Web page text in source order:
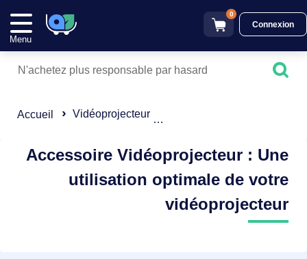
Menu
0
Connexion
Accueil Vidéoprojecteur
Accessoire Vidéoprojecteur : Une
utilisation optimale de votre
vidéoprojecteur